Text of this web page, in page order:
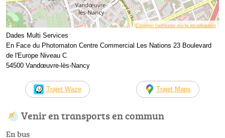
Corriger l’adresse ou la localisation
Dades Multi Services
En Face du Photomaton Centre Commercial Les Nations 23 Boulevard
de l'Europe Niveau C
54500 Vandœuvre-lès-Nancy
Trajet Waze Trajet Maps
Venir en transports en commun
En bus